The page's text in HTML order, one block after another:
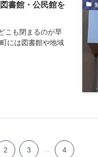
書館・公民館を
こも閉まるのが早
には図書館や地域
2 3 4